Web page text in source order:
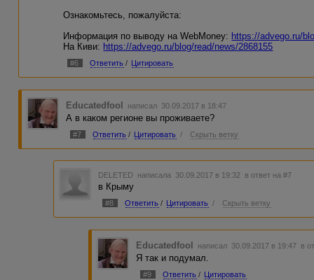
Ознакомьтесь, пожалуйста:
Информация по выводу на WebMoney: https://advego.ru/
На Киви: https://advego.ru/blog/read/news/2868155
#6 Ответить / Цитировать
Educatedfool написал 30.09.2017 в 18:47
А в каком регионе вы проживаете?
#7 Ответить / Цитировать / Скрыть ветку
DELETED написала 30.09.2017 в 19:32 в ответ на #7
в Крыму
#8 Ответить / Цитировать / Скрыть ветку
Educatedfool написал 30.09.2017 в 19:47 в
Я так и подумал.
#9 Ответить / Цитировать